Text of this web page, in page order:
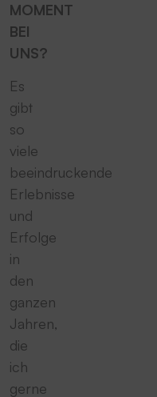
MOMENT
BEI
UNS?
Es
gibt
so
viele
beeindruckende
Erlebnisse
und
Erfolge
in
den
ganzen
Jahren,
die
ich
gerne